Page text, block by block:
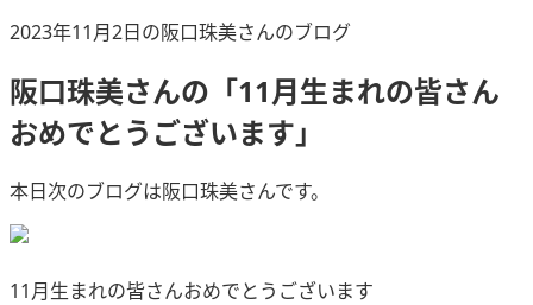
2023年11月2日の阪口珠美さんのブログ
阪口珠美さんの「11月生まれの皆さん
おめでとうございます」
本日次のブログは阪口珠美さんです。
11月生まれの皆さんおめでとうございます